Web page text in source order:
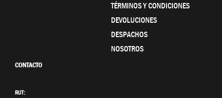
TÉRMINOS Y CONDICIONES
DEVOLUCIONES
DESPACHOS
NOSOTROS
CONTACTO
RUT: